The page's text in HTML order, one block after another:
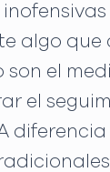
algo que
son el
el
diferencia